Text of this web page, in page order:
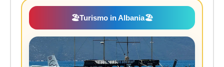
🏖️Turismo in Albania🏖️